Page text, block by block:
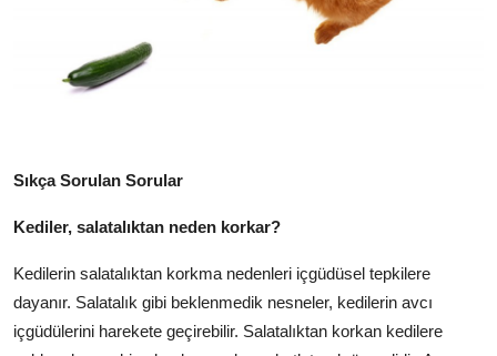
Sıkça Sorulan Sorular
Kediler, salatalıktan neden korkar?
Kedilerin salatalıktan korkma nedenleri içgüdüsel tepkilere
dayanır. Salatalık gibi beklenmedik nesneler, kedilerin avcı
içgüdülerini harekete geçirebilir. Salatalıktan korkan kedilere